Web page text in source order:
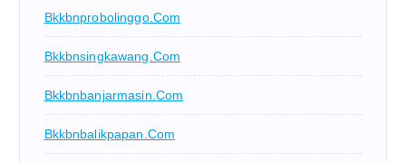
Bkkbnprobolinggo.com
Bkkbnsingkawang.com
Bkkbnbanjarmasin.com
Bkkbnbalikpapan.com